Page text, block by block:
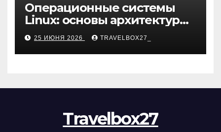
Операционные системы
Linux: основы архитектуры,
компоненты и области
применения
25 ИЮНЯ 2026 TRAVELBOX27_
Travelbox27